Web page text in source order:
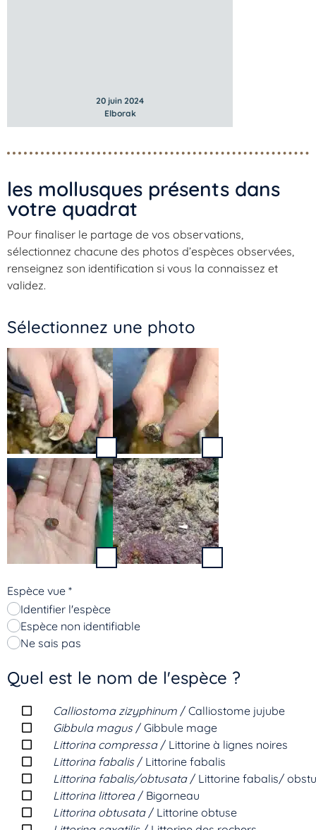
20 juin 2024
Elborak
les mollusques présents dans
votre quadrat​
Pour finaliser le partage de vos observations,
sélectionnez chacune des photos d’espèces observées,
renseignez son identification si vous la connaissez et
validez.
Sélectionnez une photo
Espèce vue *
Identifier l'espèce
Espèce non identifiable
Ne sais pas
Quel est le nom de l'espèce ?
Calliostoma zizyphinum / Calliostome jujube
Gibbula magus/ Gibbule mage
Littorina compressa/ Littorine à lignes noires
Littorina fabalis/ Littorine fabalis
Littorina fabalis/obtusata/ Littorine fabalis/
Littorina littorea/ Bigorneau
Littorina obtusata/ Littorine obtuse
Inscrivez-vous dès maintenant